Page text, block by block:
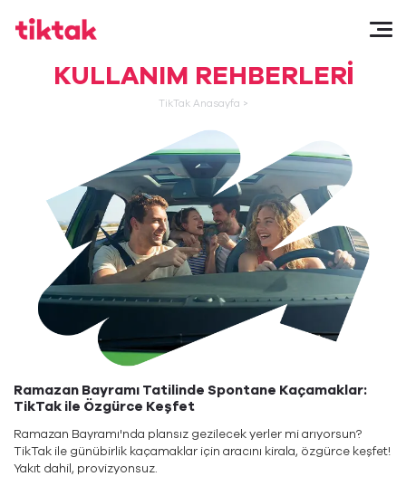
KULLANIM REHBERLERI
TikTak Anasayfa >
Ramazan Bayramı Tatilinde Spontane Kaçamaklar:
TikTak ile Özgürce Keşfet
Ramazan Bayramı'nda plansız gezilecek yerler mi arıyorsun?
TikTak ile günübirlik kaçamaklar için aracını kirala, özgürce keşfet!
Yakıt dahil, provizyonsuz.